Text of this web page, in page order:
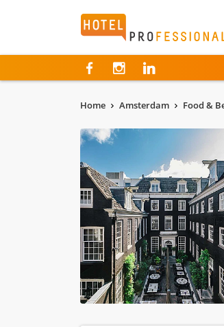
Hotelprofessionals
Home Amsterdam Food &